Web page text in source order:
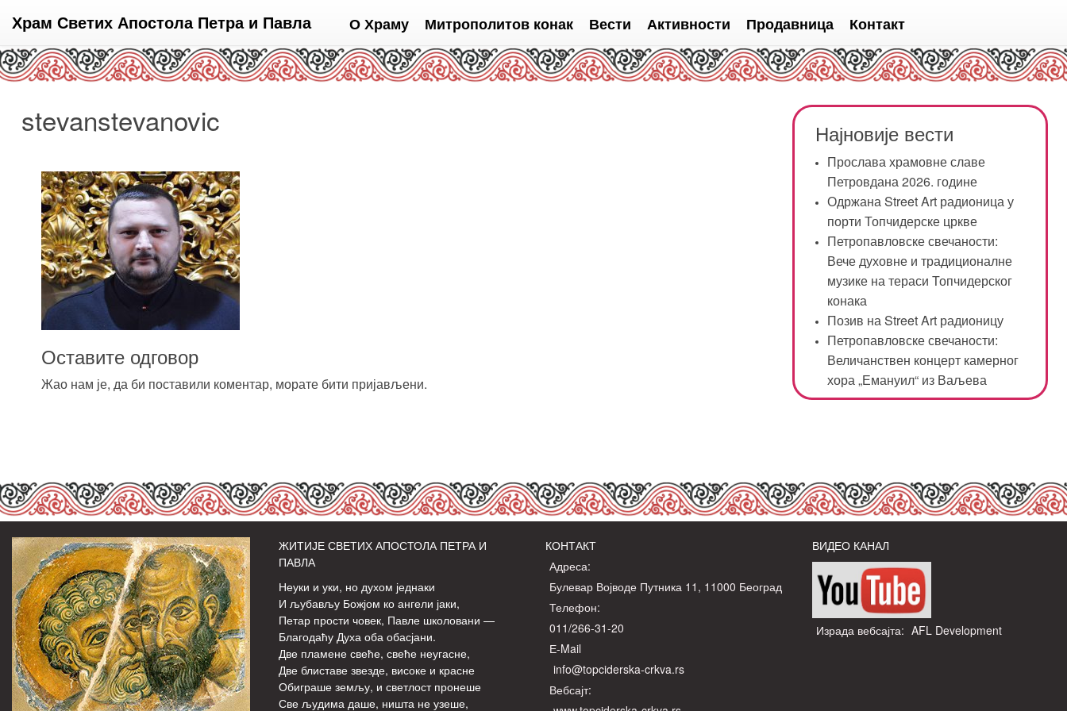
Храм Светих Апостола Петра и Павла О Храму Митрополитов конак Вести Активности Продавница Контакт
stevanstevanovic
Оставите одговор
Жао нам је, да би поставили коментар, морате бити пријављени.
Најновије вести
Прослава храмовне славе
Петровдана 2026. године
Одржана Street Art радионица у
порти Топчидерске цркве
Петропавловске свечаности:
Вече духовне и традиционалне
музике на тераси Топчидерског
конака
Позив на Street Art радионицу
Петропавловске свечаности:
Величанствен концерт камерног
хора „Емануил“ из Ваљева
ЖИТИЈЕ СВЕТИХ АПОСТОЛА ПЕТРА И
ПАВЛА
Неуки и уки, но духом једнаки
И љубављу Божјом ко ангели јаки,
Петар прости човек, Павле школовани —
Благодаћу Духа оба обасјани.
Две пламене свеће, свеће неугасне,
Две блиставе звезде, високе и красне
Обиграше земљу, и светлост пронеше
Све људима даше, ништа не узеше,
КОНТАКТ
Адреса:
Булевар Војводе Путника 11, 11000 Београд
Телефон:
011/266-31-20
Е-Mail
info@topciderska-crkva.rs
Вебсајт:
ВИДЕО КАНАЛ
Израда вебсајта: AFL Development